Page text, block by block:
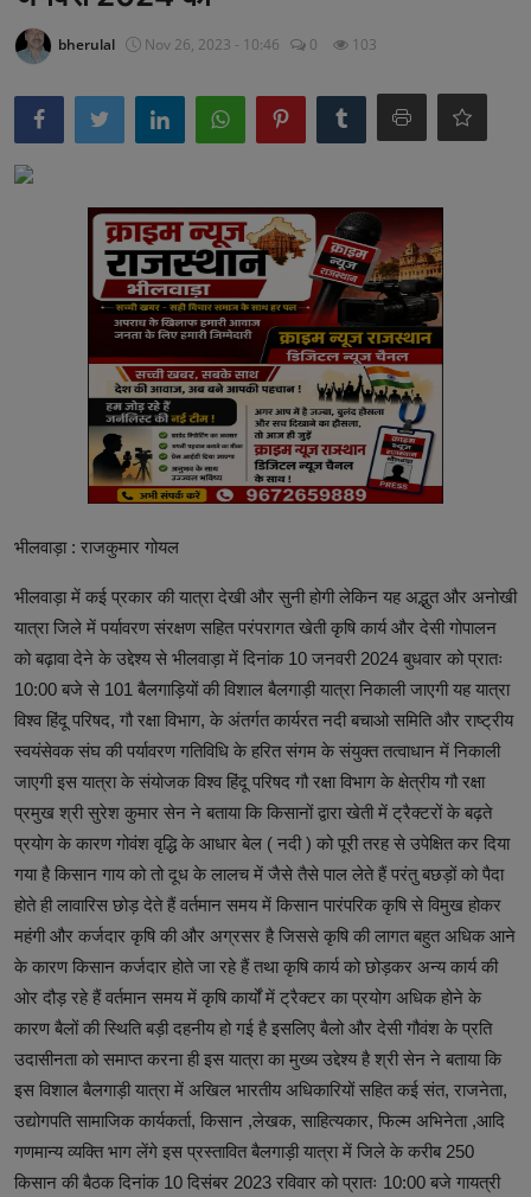
अनूपगढ़
राजस्थान
भीलवाड़ा
bherulal Nov 26, 2023 - 10:46 0 103
भीलवाड़ा : राजकुमार गोयल
भीलवाड़ा में कई प्रकार की यात्रा देखी और सुनी होगी लेकिन यह अद्भुत और अनोखी
यात्रा जिले में पर्यावरण संरक्षण सहित परंपरागत खेती कृषि कार्य और देसी गोपालन
को बढ़ावा देने के उद्देश्य से भीलवाड़ा में दिनांक 10 जनवरी 2024 बुधवार को प्रातः
10:00 बजे से 101 बैलगाड़ियों की विशाल बैलगाड़ी यात्रा निकाली जाएगी यह यात्रा
विश्व हिंदू परिषद, गौ रक्षा विभाग, के अंतर्गत कार्यरत नदी बचाओ समिति और राष्ट्रीय
स्वयंसेवक संघ की पर्यावरण गतिविधि के हरित संगम के संयुक्त तत्वाधान में निकाली
जाएगी इस यात्रा के संयोजक विश्व हिंदू परिषद गौ रक्षा विभाग के क्षेत्रीय गौ रक्षा
प्रमुख श्री सुरेश कुमार सेन ने बताया कि किसानों द्वारा खेती में ट्रैक्टरों के बढ़ते
प्रयोग के कारण गोवंश वृद्धि के आधार बेल ( नदी ) को पूरी तरह से उपेक्षित कर दिया
गया है किसान गाय को तो दूध के लालच में जैसे तैसे पाल लेते हैं परंतु बछड़ों को पैदा
होते ही लावारिस छोड़ देते हैं वर्तमान समय में किसान पारंपरिक कृषि से विमुख होकर
महंगी और कर्जदार कृषि की और अग्रसर है जिससे कृषि की लागत बहुत अधिक आने
के कारण किसान कर्जदार होते जा रहे हैं तथा कृषि कार्य को छोड़कर अन्य कार्य की
ओर दौड़ रहे हैं वर्तमान समय में कृषि कार्यों में ट्रैक्टर का प्रयोग अधिक होने के
कारण बैलों की स्थिति बड़ी दहनीय हो गई है इसलिए बैलो और देसी गौवंश के प्रति
उदासीनता को समाप्त करना ही इस यात्रा का मुख्य उद्देश्य है श्री सेन ने बताया कि
इस विशाल बैलगाड़ी यात्रा में अखिल भारतीय अधिकारियों सहित कई संत, राजनेता,
उद्योगपति सामाजिक कार्यकर्ता, किसान ,लेखक, साहित्यकार, फिल्म अभिनेता ,आदि
गणमान्य व्यक्ति भाग लेंगे इस प्रस्तावित बैलगाड़ी यात्रा में जिले के करीब 250
किसान की बैठक दिनांक 10 दिसंबर 2023 रविवार को प्रातः 10:00 बजे गायत्री